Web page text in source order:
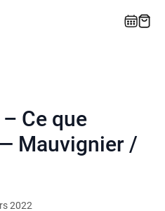
Ce que
Mauvignier /
2022